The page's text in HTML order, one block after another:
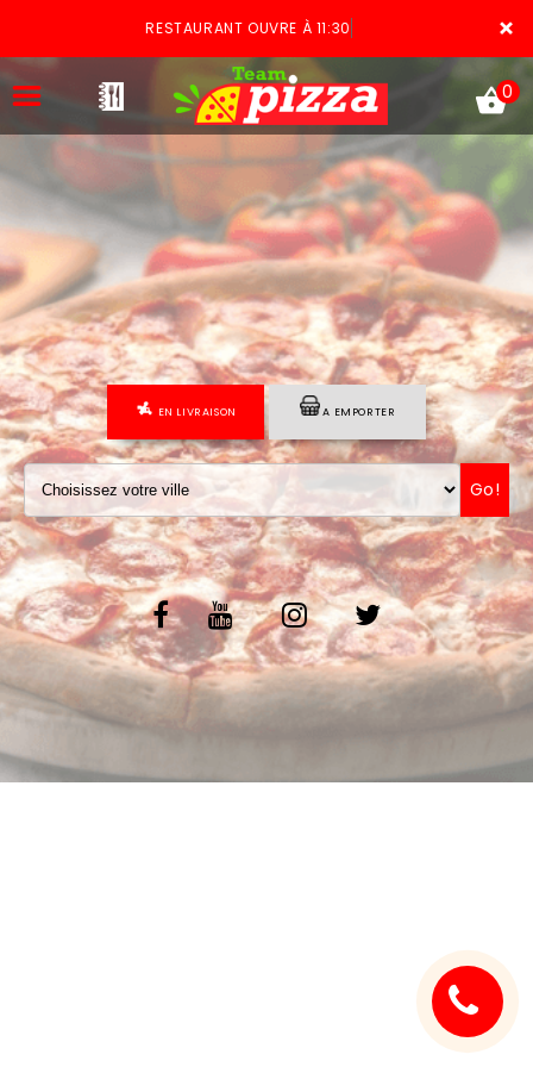
×
RESTAURANT OUVRE À 11:30
ACCUEIL
LA CARTE
VOTRE COMPTE
NOTRE RESTAURANT
VOS AVIS
MENTIONS LÉGALES
C.G.V
0
EN LIVRAISON A EMPORTER
Go!